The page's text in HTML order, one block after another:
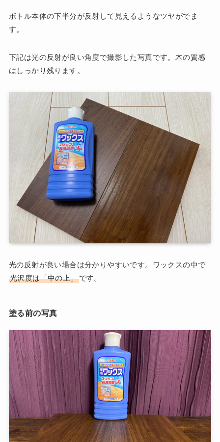
ボトル本体の下半分が反射して見えるようなツヤがでま
す。
下記は光の反射が良い角度で撮影した写真です。木の質感
はしっかり残ります。
光の反射が良い場合は分かりやすいです。ワックスの中で
光沢度は「中の上」です。
塗る前の写真